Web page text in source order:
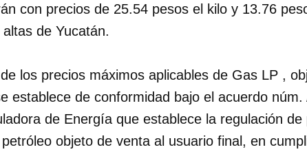
con precios de 25.54 pesos el kilo y 13.76
de Yucatán.
los precios máximos aplicables de Gas LP ,
establece de conformidad bajo el acuerdo
de Energía que establece la regulación
objeto de venta al usuario final, en